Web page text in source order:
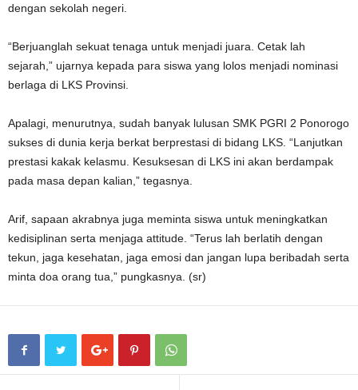
dengan sekolah negeri.
“Berjuanglah sekuat tenaga untuk menjadi juara. Cetak lah
sejarah,” ujarnya kepada para siswa yang lolos menjadi nominasi
berlaga di LKS Provinsi.
Apalagi, menurutnya, sudah banyak lulusan SMK PGRI 2 Ponorogo
sukses di dunia kerja berkat berprestasi di bidang LKS. “Lanjutkan
prestasi kakak kelasmu. Kesuksesan di LKS ini akan berdampak
pada masa depan kalian,” tegasnya.
Arif, sapaan akrabnya juga meminta siswa untuk meningkatkan
kedisiplinan serta menjaga attitude. “Terus lah berlatih dengan
tekun, jaga kesehatan, jaga emosi dan jangan lupa beribadah serta
minta doa orang tua,” pungkasnya. (sr)